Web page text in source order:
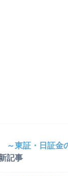
～東証・日証金
記事